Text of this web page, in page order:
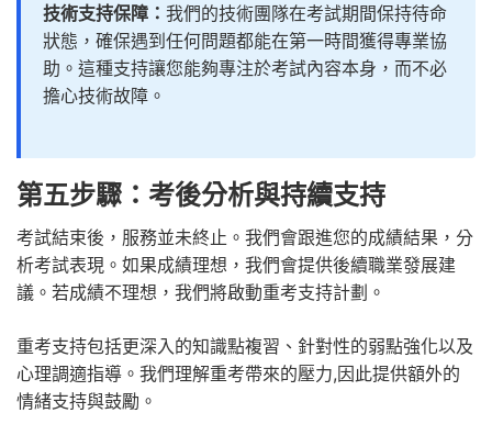
技術支持保障： 我們的技術團隊在考試期間保持待命
狀態，確保遇到任何問題都能在第一時間獲得專業協
助。這種支持讓您能夠專注於考試內容本身，而不必
擔心技術故障。
第五步驟：考後分析與持續支持
考試結束後，服務並未終止。我們會跟進您的成績結果，分
析考試表現。如果成績理想，我們會提供後續職業發展建
議。若成績不理想，我們將啟動重考支持計劃。
重考支持包括更深入的知識點複習、針對性的弱點強化以及
心理調適指導。我們理解重考帶來的壓力,因此提供額外的
情緒支持與鼓勵。